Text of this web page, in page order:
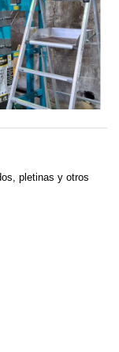
pletinas y otros